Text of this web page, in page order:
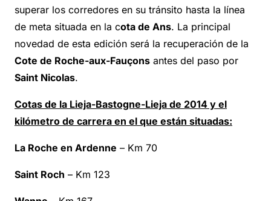
superar los corredores en su tránsito hasta la línea
de meta situada en la cota de Ans. La principal
novedad de esta edición será la recuperación de la
Cote de Roche-aux-Fauçons antes del paso por
Saint Nicolas.
Cotas de la Lieja-Bastogne-Lieja de 2014 y el
kilómetro de carrera en el que están situadas:
La Roche en Ardenne – Km 70
Saint Roch – Km 123